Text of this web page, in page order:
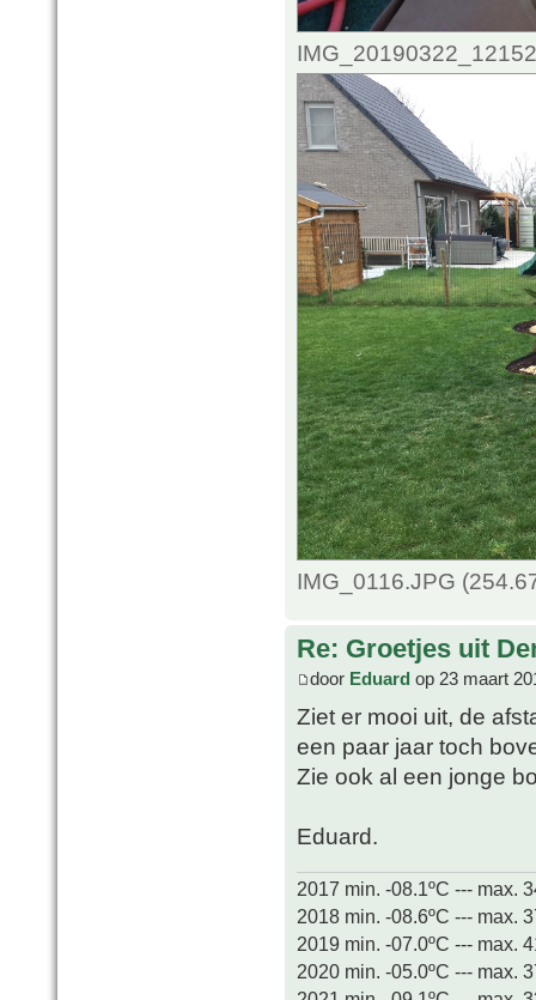
IMG_0116.JPG
Re: Groetjes uit
door Eduard op 23 maart
Ziet er mooi uit, de
een paar jaar toch
Zie ook al een jonge
Eduard.
2017 min. -08.1ºC --- max.
2018 min. -08.6ºC --- max.
2019 min. -07.0ºC --- max.
2020 min. -05.0ºC --- max.